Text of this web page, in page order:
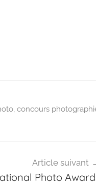
, concours
Article suivant
Photo